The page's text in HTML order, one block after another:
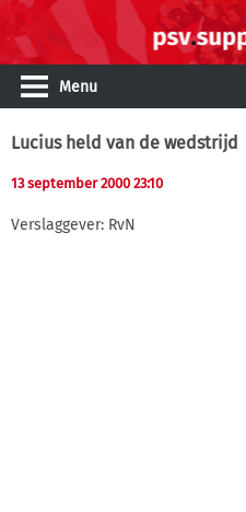
Menu
Lucius held van de wedstrijd
13 september 2000 23:10
Verslaggever: RvN